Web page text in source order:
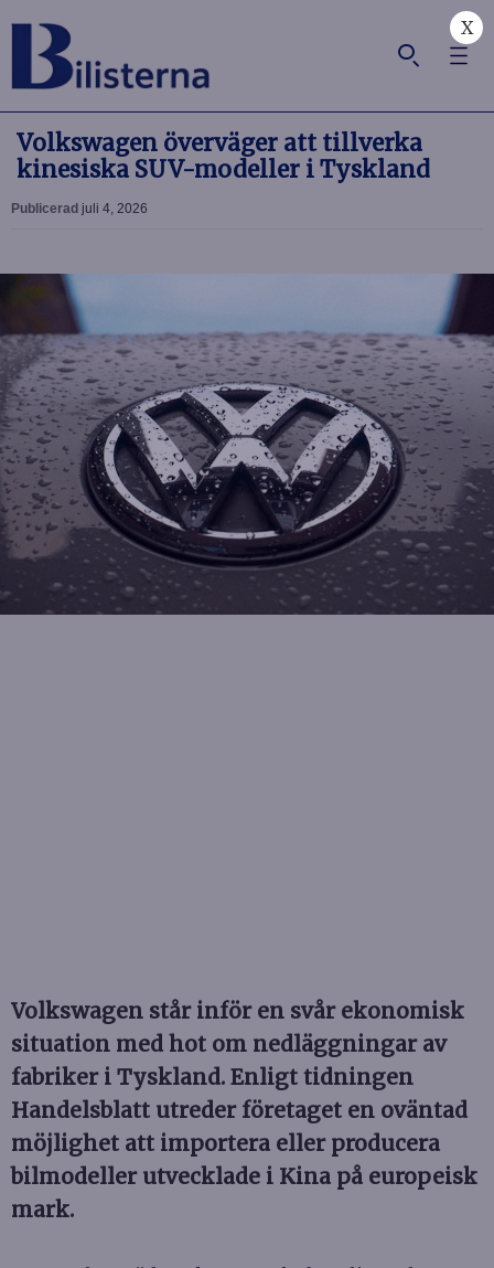
X
Volkswagen överväger att tillverka
kinesiska SUV-modeller i Tyskland
Publicerad juli 4, 2026
Volkswagen står inför en svår ekonomisk
situation med hot om nedläggningar av
fabriker i Tyskland. Enligt tidningen
Handelsblatt utreder företaget en oväntad
möjlighet att importera eller producera
bilmodeller utvecklade i Kina på europeisk
mark.